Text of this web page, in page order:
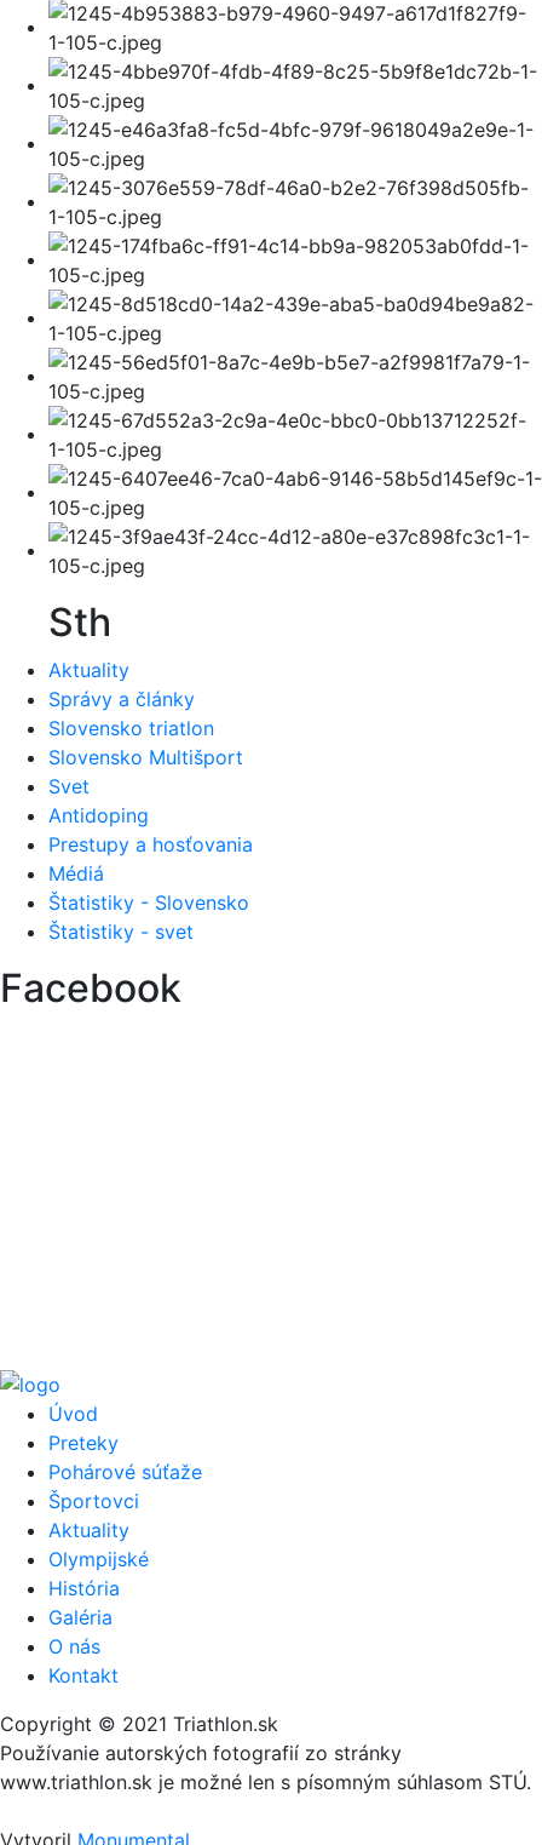
Sth
Aktuality
Správy a články
Slovensko triatlon
Slovensko Multišport
Svet
Antidoping
Prestupy a hosťovania
Médiá
Štatistiky - Slovensko
Štatistiky - svet
Facebook
Úvod
Preteky
Pohárové súťaže
Športovci
Aktuality
Olympijské
História
Galéria
O nás
Kontakt
Copyright © 2021 Triathlon.sk
Používanie autorských fotografií zo stránky
www.triathlon.sk je možné len s písomným súhlasom STÚ.